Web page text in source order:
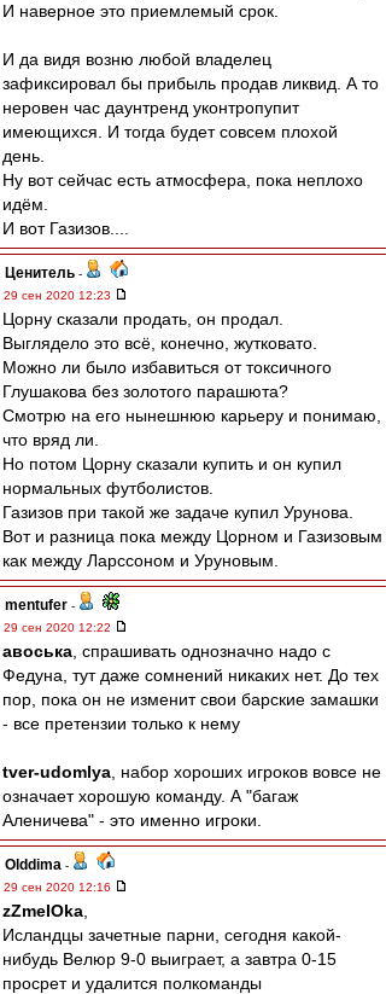
И наверное это приемлемый срок.
И да видя возню любой владелец
зафиксировал бы прибыль продав ликвид. А то
неровен час даунтренд уконтропупит
имеющихся. И тогда будет совсем плохой
день.
Ну вот сейчас есть атмосфера, пока неплохо
идём.
И вот Газизов....
Ценитель -
29 сен 2020 12:23
Цорну сказали продать, он продал.
Выглядело это всё, конечно, жутковато.
Можно ли было избавиться от токсичного
Глушакова без золотого парашюта?
Смотрю на его нынешнюю карьеру и понимаю,
что вряд ли.
Но потом Цорну сказали купить и он купил
нормальных футболистов.
Газизов при такой же задаче купил Урунова.
Вот и разница пока между Цорном и Газизовым
как между Ларссоном и Уруновым.
mentufer -
29 сен 2020 12:22
авоська , спрашивать однозначно надо с
Федуна, тут даже сомнений никаких нет. До тех
пор, пока он не изменит свои барские замашки
- все претензии только к нему
tver-udomlya , набор хороших игроков вовсе не
означает хорошую команду. А "багаж
Аленичева" - это именно игроки.
Olddima -
29 сен 2020 12:16
zZmeIOka
Исландцы зачетные парни, сегодня какой-
нибудь Велюр 9-0 выиграет, а завтра 0-15
просрет и удалится полкоманды